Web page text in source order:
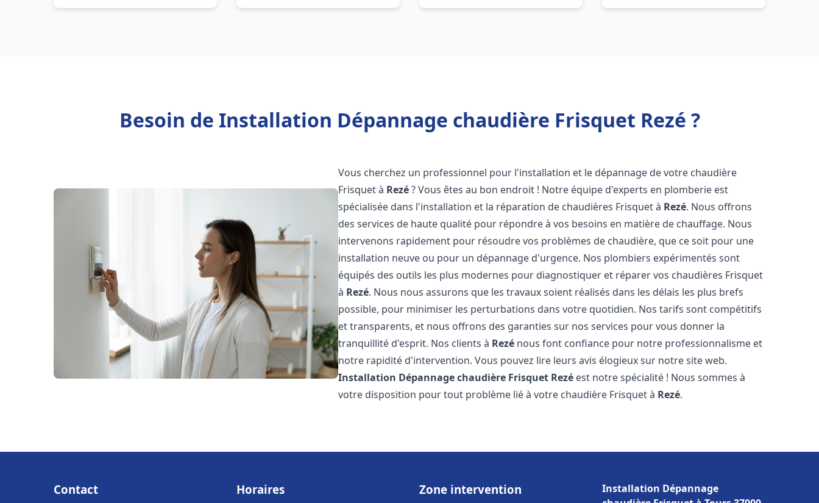
Besoin de Installation Dépannage chaudière Frisquet Rezé ?
Vous cherchez un professionnel pour l'installation et le dépannage de votre chaudière
Frisquet à Rezé? Vous êtes au bon endroit ! Notre équipe d'experts en plomberie est
spécialisée dans l'installation et la réparation de chaudières Frisquet à Rezé. Nous offrons
des services de haute qualité pour répondre à vos besoins en matière de chauffage. Nous
intervenons rapidement pour résoudre vos problèmes de chaudière, que ce soit pour une
installation neuve ou pour un dépannage d'urgence. Nos plombiers expérimentés sont
équipés des outils les plus modernes pour diagnostiquer et réparer vos chaudières Frisquet
à Rezé. Nous nous assurons que les travaux soient réalisés dans les délais les plus brefs
possible, pour minimiser les perturbations dans votre quotidien. Nos tarifs sont compétitifs
et transparents, et nous offrons des garanties sur nos services pour vous donner la
tranquillité d'esprit. Nos clients à Rezé nous font confiance pour notre professionnalisme et
notre rapidité d'intervention. Vous pouvez lire leurs avis élogieux sur notre site web.
Installation Dépannage chaudière Frisquet Rezé est notre spécialité ! Nous sommes à
votre disposition pour tout problème lié à votre chaudière Frisquet à Rezé.
Contact Horaires Zone intervention
Installation Dépannage